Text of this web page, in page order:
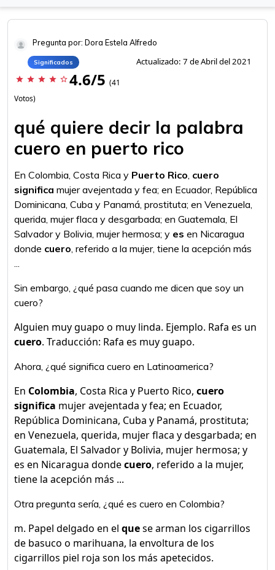
Pregunta por: Dora Estela Alfredo
Significados Actualizado: 7 de Abril del 2021
star star star star star_border 4.6/5 (41
Votos)
qué quiere decir la palabra
cuero en puerto rico
En Colombia, Costa Rica y Puerto Rico, cuero
significa mujer avejentada y fea; en Ecuador, República
Dominicana, Cuba y Panamá, prostituta; en Venezuela,
querida, mujer flaca y desgarbada; en Guatemala, El
Salvador y Bolivia, mujer hermosa; y es en Nicaragua
donde cuero, referido a la mujer, tiene la acepción más
...
Sin embargo, ¿qué pasa cuando me dicen que soy un
cuero?
Alguien muy guapo o muy linda. Ejemplo. Rafa es un
cuero. Traducción: Rafa es muy guapo.
Ahora, ¿qué significa cuero en Latinoamerica?
En Colombia, Costa Rica y Puerto Rico, cuero
significa mujer avejentada y fea; en Ecuador,
República Dominicana, Cuba y Panamá, prostituta;
en Venezuela, querida, mujer flaca y desgarbada; en
Guatemala, El Salvador y Bolivia, mujer hermosa; y
es en Nicaragua dondecuero, referido a la mujer,
tiene la acepción más ...
Otra pregunta sería, ¿qué es cuero en Colombia?
m. Papel delgado en el quese arman los cigarrillos
de basuco o marihuana, la envoltura de los
cigarrillos piel roja son los más apetecidos.